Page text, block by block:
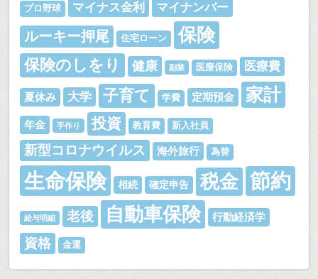
プロ野球 マイナス金利 マイナンバー
ルーキー押尾 住宅ローン 保険
保険のしをり 健康 副業 医療保険 医療費
夏休み 大学 子育て 学費 定期預金 家計
年金 手作り 投資 教育費 新入社員
新型コロナウイルス 海外旅行 為替
生命保険 相続 確定申告 税金 節約
給与明細 老後 自動車保険 行動経済学
資格 金運